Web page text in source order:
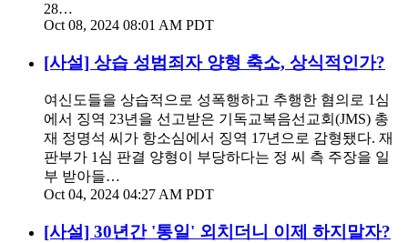
28…
Oct 08, 2024 08:01 AM PDT
[사설] 상습 성범죄자 양형 축소, 상식적인가?
여신도들을 상습적으로 성폭행하고 추행한 혐의로 1심
에서 징역 23년을 선고받은 기독교복음선교회(JMS) 총
재 정명석 씨가 항소심에서 징역 17년으로 감형됐다. 재
판부가 1심 판결 양형이 부당하다는 정 씨 측 주장을 일
부 받아들…
Oct 04, 2024 04:27 AM PDT
[사설] 30년간 '통일' 외치더니 이제 하지말자?